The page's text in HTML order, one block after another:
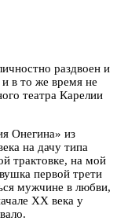
раздвоен и
в то же время не
театра Карелии
Онегина» из
на дачу типа
трактовке, на мой
первой трети
мужчине в любви,
XX века у